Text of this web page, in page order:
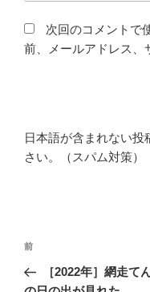
次回のコメントで
前、メールアドレス、
日本語が含まれない
さい。（スパム対策）
投
ナ
前
の
投
前
［2022年］網走て